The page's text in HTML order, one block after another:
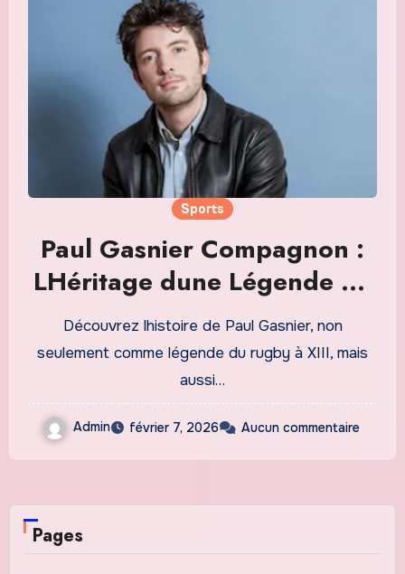
Sports
Paul Gasnier Compagnon :
LHéritage dune Légende du
Rugby et de son
Engagement
Découvrez lhistoire de Paul Gasnier, non
seulement comme légende du rugby à XIII, mais
aussi…
Admin février 7, 2026 Aucun commentaire
Pages